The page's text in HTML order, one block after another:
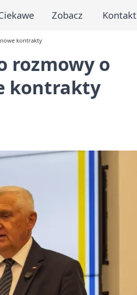
Zobacz Kontakt
kontrakty
rozmowy o
kontrakty